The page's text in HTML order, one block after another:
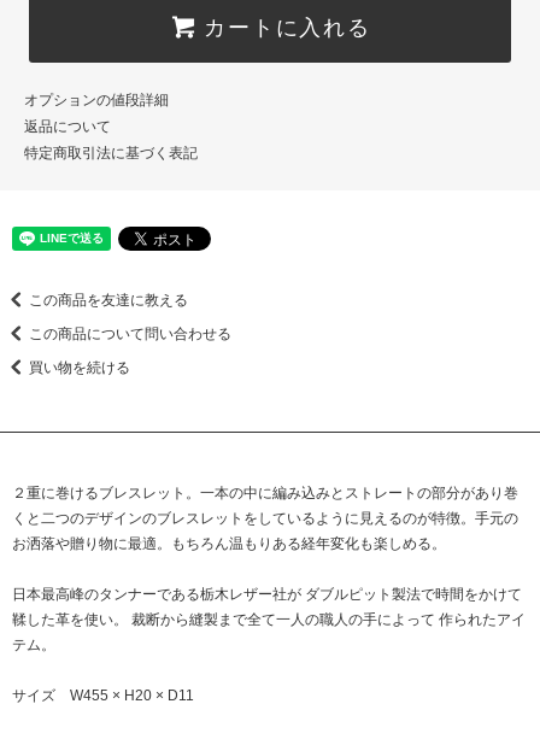
カートに入れる
オプションの値段詳細
返品について
特定商取引法に基づく表記
この商品を友達に教える
この商品について問い合わせる
買い物を続ける
２重に巻けるブレスレット。一本の中に編み込みとストレートの部分があり巻
くと二つのデザインのブレスレットをしているように見えるのが特徴。手元の
お洒落や贈り物に最適。もちろん温もりある経年変化も楽しめる。
日本最高峰のタンナーである栃木レザー社が ダブルピット製法で時間をかけて
鞣した革を使い。 裁断から縫製まで全て一人の職人の手によって 作られたアイ
テム。
サイズ W455 × H20 × D11